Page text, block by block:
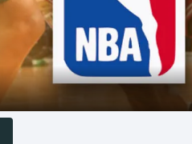
Plavání
Plážový